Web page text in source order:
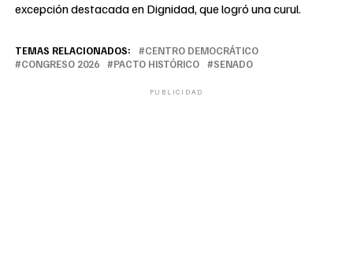
excepción destacada en Dignidad, que logró una curul.
TEMAS RELACIONADOS:
CENTRO DEMOCRÁTICO
CONGRESO 2026
PACTO HISTÓRICO SENADO
PUBLICIDAD